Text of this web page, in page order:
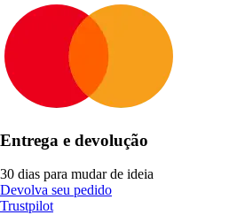
Entrega e devolução
30 dias para mudar de ideia
Devolva seu pedido
Trustpilot